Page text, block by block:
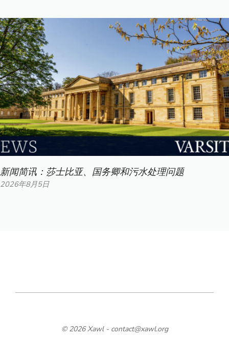
新闻简讯：莎士比亚、国务卿和污水处理问题
2026年8月5日
© 2026 Xawl - contact@xawl.org